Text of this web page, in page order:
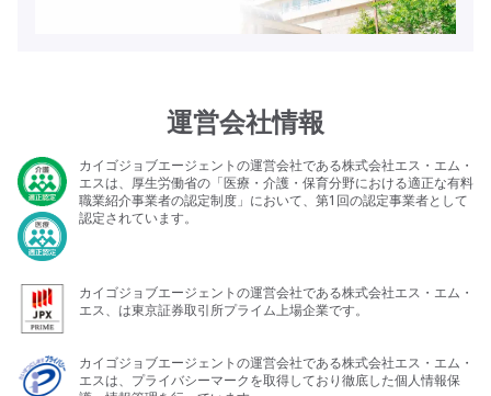
運営会社情報
カイゴジョブエージェントの運営会社である株式会社エス・エム・
エスは、厚生労働省の「医療・介護・保育分野における適正な有料
職業紹介事業者の認定制度」において、第1回の認定事業者として
認定されています。
カイゴジョブエージェントの運営会社である株式会社エス・エム・
エス、は東京証券取引所プライム上場企業です。
カイゴジョブエージェントの運営会社である株式会社エス・エム・
エスは、プライバシーマークを取得しており徹底した個人情報保